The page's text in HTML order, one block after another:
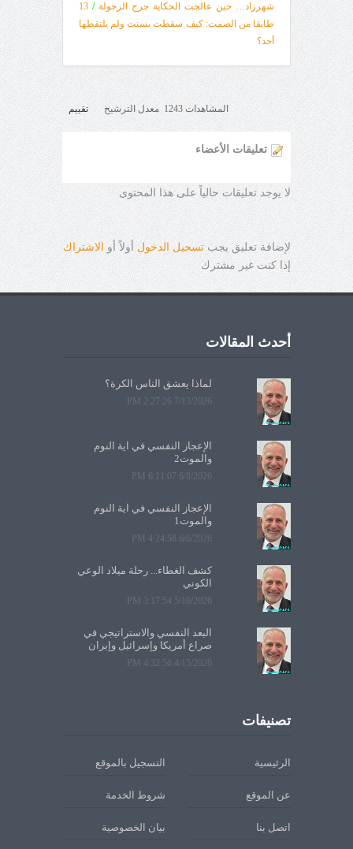
شهرزاد… حين عالجت الحكاية جرح الرجولة /
13
طابقا من الصمت: كيف سقطت بسنت ولم يلتقطها
أحد؟
المشاهدات 1243 معدل الترشيح تقييم
تعليقات الأعضاء
لا يوجد تعليقات حالياً على هذا المحتوى
لإضافة تعليق يجب تسجيل الدخول أولاً أو
الاشتراك
إذا كنت غير مشترك
أحدث المقالات
لماذا يعشق الناس الكرة؟
7/13/2026 2:27:26 PM
الإعجاز النفسي في آية النوم
والموت2
6/8/2026 6:11:07 PM
الإعجاز النفسي في آية النوم
والموت1
6/6/2026 4:24:58 PM
كشف الغطاء... رحلة ميلاد الوعي
الكوني
5/10/2026 3:17:54 PM
البعد النفسي والاستراتيجي في
صراع أمريكا وإسرائيل وإيران
4/15/2026 4:32:56 PM
تصنيفات
الرئيسية التسجيل بالموقع
عن الموقع شروط الخدمة
اتصل بنا بيان الخصوصية